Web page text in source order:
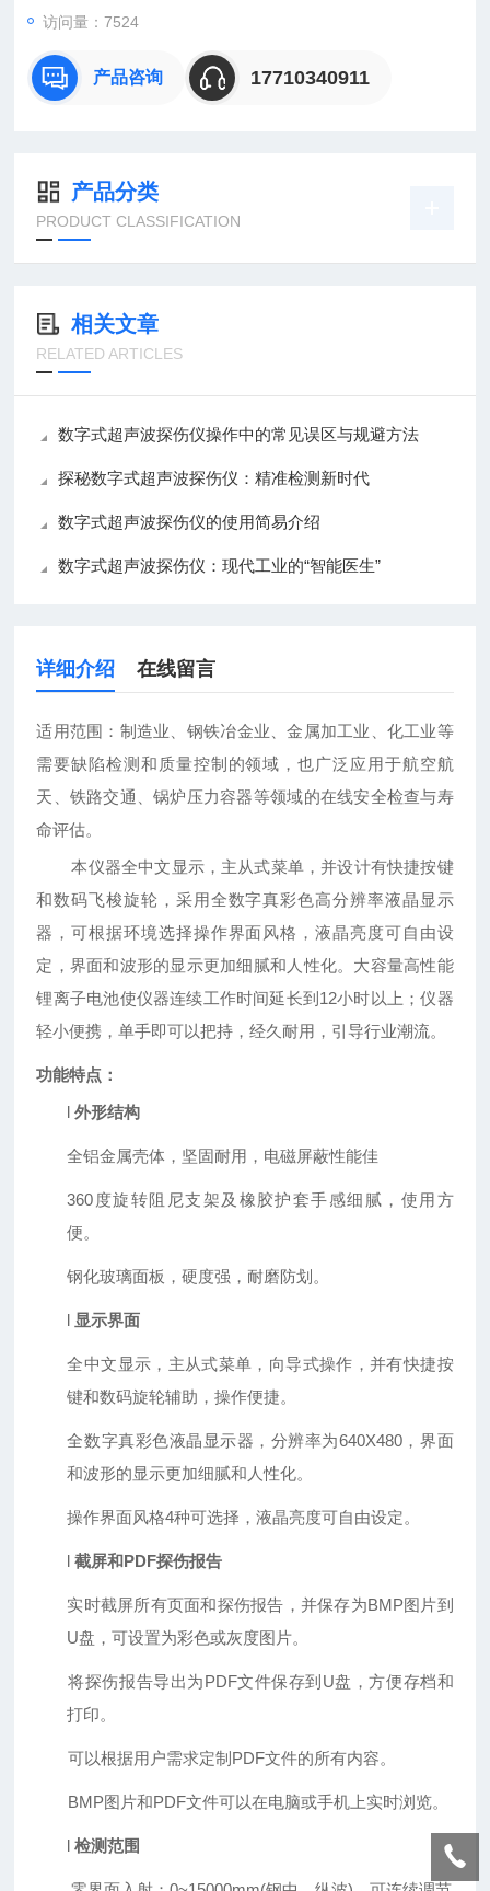
访问量：7524
产品咨询 17710340911
产品分类
PRODUCT CLASSIFICATION
相关文章
RELATED ARTICLES
数字式超声波探伤仪操作中的常见误区与规避方法
探秘数字式超声波探伤仪：精准检测新时代
数字式超声波探伤仪的使用简易介绍
数字式超声波探伤仪：现代工业的“智能医生”
详细介绍 在线留言
适用范围 ： 制造业、钢铁冶金业、金属加工业、化工业等
需要缺陷检测和质量控制的领域，也广泛应用于航空航
天、铁路交通、锅炉压力容器等领域的在线安全检查与寿
命评估。
本仪器全中文显示，主从式菜单，并设计有快捷按键
和数码飞梭旋轮，采用全数字真彩色高分辨率液晶显示
器，可根据环境选择操作界面风格，液晶亮度可自由设
定，界面和波形的显示更加细腻和人性化。大容量高性能
锂离子电池使仪器连续工作时间延长到 12小时以上；仪器
轻小便携，单手即可以把持，经久耐用，引导行业潮流。
功能特点 ：
l外形结构
全铝金属壳体，坚固耐用，电磁屏蔽性能佳
360 度旋转阻尼支架及橡胶护套手感细腻，使用方
便。
钢化玻璃面板，硬度强，耐磨防划。
l 显示界面
全中文显示，主从式菜单，向导式操作，并有快捷按
键和数码旋轮辅助，操作便捷。
全数字真彩色液晶显示器，分辨率为640X480，界面
和波形的显示更加细腻和人性化。
操作界面风格4种可选择，液晶亮度可自由设定。
l截屏和PDF探伤报告
实时截屏所有页面和探伤报告，并保存为BMP图片到
U盘，可设置为彩色或灰度图片。
将探伤报告导出为PDF文件保存到 U盘，方便存档和
打印。
可以根据用户需求定制 PDF文件的所有内容。
BMP图片和PDF文件可以在电脑或手机上实时浏览。
l检测范围